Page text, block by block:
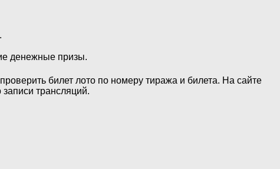
денежные призы.
билет лото по номеру тиража и билета. На сайте
трансляций.